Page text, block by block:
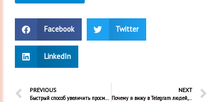
Facebook Twitter
LinkedIn
PREVIOUS
Быстрый способ увеличить просмотры в Телеграм
NEXT
Почему я вижу в Telegram людей, которых не знаю?